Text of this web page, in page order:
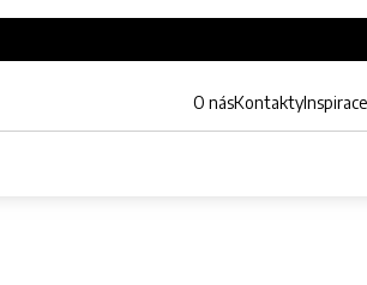
O násKontaktyInspirace